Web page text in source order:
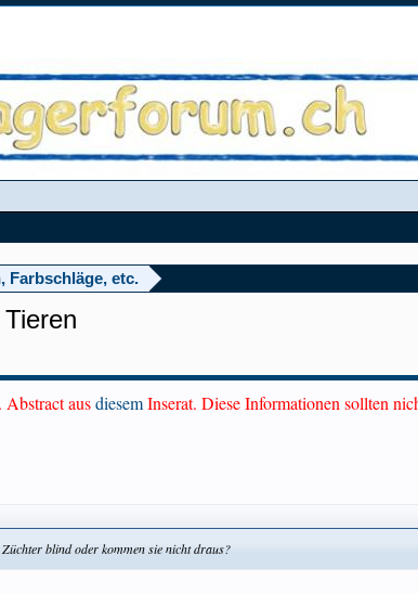
Farbschläge, etc.
Abstract ausdiesemInserat. Diese Informationen sollten
blind oder kommen sie nicht draus?